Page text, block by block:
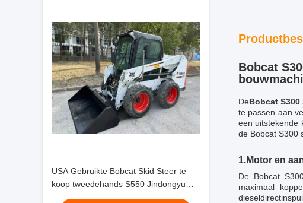
USA Gebruikte Bobcat Skid Steer te
koop tweedehands S550 Jindongyu
Machinery
Bobcat
DeBobcat
te passen aan
een uitstekende
de Bobcat S300
1.Motor en
De Bobcat
maximaal